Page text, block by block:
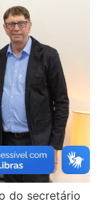
do secretário